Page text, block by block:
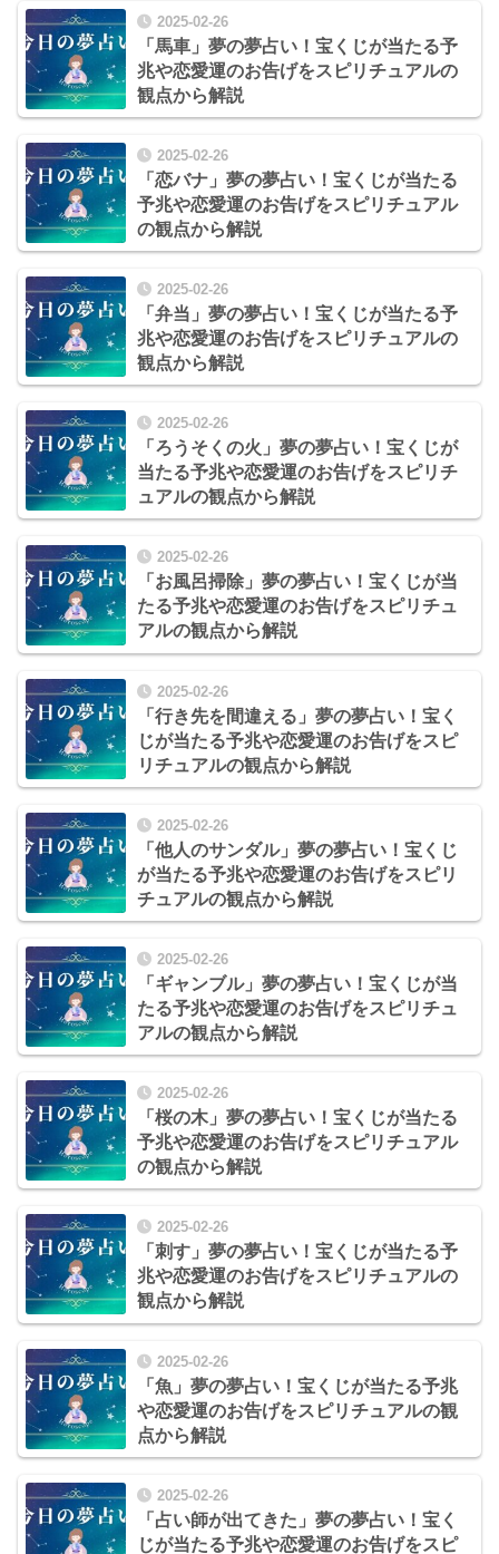
2025-02-26
「馬車」夢の夢占い！宝くじが当たる予
兆や恋愛運のお告げをスピリチュアルの
観点から解説
2025-02-26
「恋バナ」夢の夢占い！宝くじが当たる
予兆や恋愛運のお告げをスピリチュアル
の観点から解説
2025-02-26
「弁当」夢の夢占い！宝くじが当たる予
兆や恋愛運のお告げをスピリチュアルの
観点から解説
2025-02-26
「ろうそくの火」夢の夢占い！宝くじが
当たる予兆や恋愛運のお告げをスピリチ
ュアルの観点から解説
2025-02-26
「お風呂掃除」夢の夢占い！宝くじが当
たる予兆や恋愛運のお告げをスピリチュ
アルの観点から解説
2025-02-26
「行き先を間違える」夢の夢占い！宝く
じが当たる予兆や恋愛運のお告げをスピ
リチュアルの観点から解説
2025-02-26
「他人のサンダル」夢の夢占い！宝くじ
が当たる予兆や恋愛運のお告げをスピリ
チュアルの観点から解説
2025-02-26
「ギャンブル」夢の夢占い！宝くじが当
たる予兆や恋愛運のお告げをスピリチュ
アルの観点から解説
2025-02-26
「桜の木」夢の夢占い！宝くじが当たる
予兆や恋愛運のお告げをスピリチュアル
の観点から解説
2025-02-26
「刺す」夢の夢占い！宝くじが当たる予
兆や恋愛運のお告げをスピリチュアルの
観点から解説
2025-02-26
「魚」夢の夢占い！宝くじが当たる予兆
や恋愛運のお告げをスピリチュアルの観
点から解説
2025-02-26
「占い師が出てきた」夢の夢占い！宝く
じが当たる予兆や恋愛運のお告げをスピ